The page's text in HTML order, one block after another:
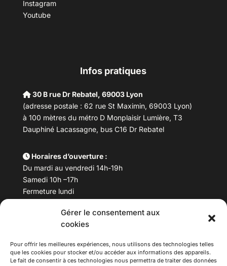
Gérer le consentement aux
cookies
Pour offrir les meilleures expériences, nous utilisons des technologies telles
que les cookies pour stocker et/ou accéder aux informations des appareils.
Le fait de consentir à ces technologies nous permettra de traiter des données
Instagram
Youtube
Infos pratiques
30 B rue Dr Rebatel, 69003 Lyon
(adresse postale : 62 rue St Maximin, 69003 Lyon)
à 100 mètres du métro D Monplaisir Lumière, T3
Dauphiné Lacassagne, bus C16 Dr Rebatel
Horaires d’ouverture :
Du mardi au vendredi 14h-19h
Samedi 10h –17h
Fermeture lundi
Téléphone : 04 78 53 06 40
maisondesculturesasiatiques@asiexpo.com